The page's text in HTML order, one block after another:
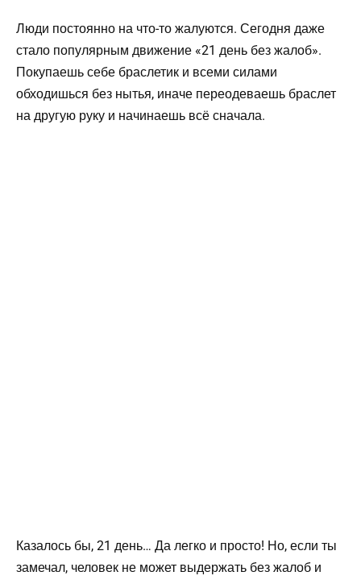
Люди постоянно на что-то жалуются. Сегодня даже
стало популярным движение «21 день без жалоб».
Покупаешь себе браслетик и всеми силами
обходишься без нытья, иначе переодеваешь браслет
на другую руку и начинаешь всё сначала.
Казалось бы, 21 день… Да легко и просто! Но, если ты
замечал, человек не может выдержать без жалоб и